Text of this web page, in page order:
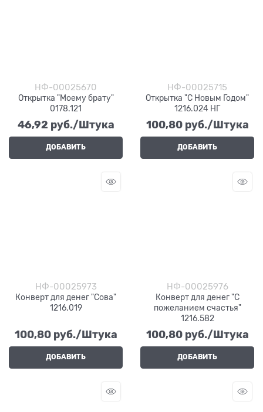
НФ-00025670
Открытка "Моему брату"
0178.121
46,92 руб./Штука
ДОБАВИТЬ
НФ-00025715
Открытка "С Новым Годом"
1216.024 НГ
100,80 руб./Штука
ДОБАВИТЬ
НФ-00025973
Конверт для денег "Сова"
1216.019
100,80 руб./Штука
ДОБАВИТЬ
НФ-00025976
Конверт для денег "С
пожеланием счастья"
1216.582
100,80 руб./Штука
ДОБАВИТЬ